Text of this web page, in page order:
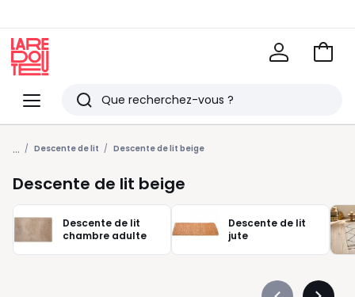
Menu
Redoute
Rechercher
Derniers
articles
vus
Voir
... Descente de lit Descente de lit beige
Descente de lit beige
Descente de lit
chambre adulte
Descente de lit
jute